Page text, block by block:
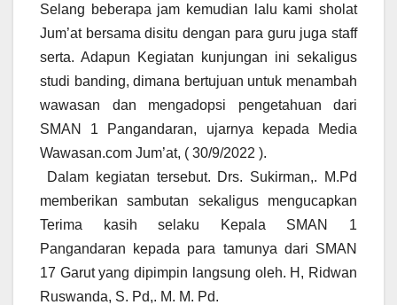
Selang beberapa jam kemudian lalu kami sholat
Jum’at bersama disitu dengan para guru juga staff
serta. Adapun Kegiatan kunjungan ini sekaligus
studi banding, dimana bertujuan untuk menambah
wawasan dan mengadopsi pengetahuan dari
SMAN 1 Pangandaran, ujarnya kepada Media
Wawasan.com Jum’at, ( 30/9/2022 ).
Dalam kegiatan tersebut. Drs. Sukirman,. M.Pd
memberikan sambutan sekaligus mengucapkan
Terima kasih selaku Kepala SMAN 1
Pangandaran kepada para tamunya dari SMAN
17 Garut yang dipimpin langsung oleh. H, Ridwan
Ruswanda, S. Pd,. M. M. Pd.